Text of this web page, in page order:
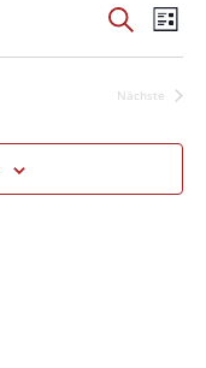
Suche
und
Ansichten,
Navigation
Suche
Liste
Nächste